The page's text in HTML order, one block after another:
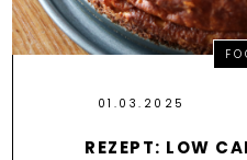
01.03.2025
REZEPT: LOW